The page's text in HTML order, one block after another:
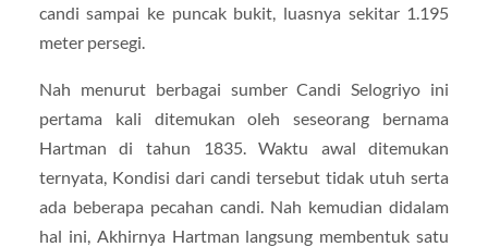
candi sampai ke puncak bukit, luasnya sekitar 1.195
meter persegi.
Nah menurut berbagai sumber Candi Selogriyo ini
pertama kali ditemukan oleh seseorang bernama
Hartman di tahun 1835. Waktu awal ditemukan
ternyata, Kondisi dari candi tersebut tidak utuh serta
ada beberapa pecahan candi. Nah kemudian didalam
hal ini, Akhirnya Hartman langsung membentuk satu